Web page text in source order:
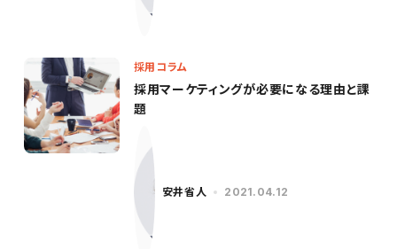
採用コラム
採用マーケティングが必要になる理由と課
題
安井省人 2021.04.12